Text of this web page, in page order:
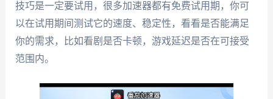
技巧是一定要试用，很多加速器都有免费试用期，你可
以在试用期间测试它的速度、稳定性，看看是否能满足
你的需求，比如看剧是否卡顿，游戏延迟是否在可接受
范围内。